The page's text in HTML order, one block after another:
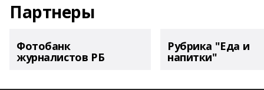
Партнеры
Фотобанк
журналистов РБ
Рубрика "Еда и
напитки"